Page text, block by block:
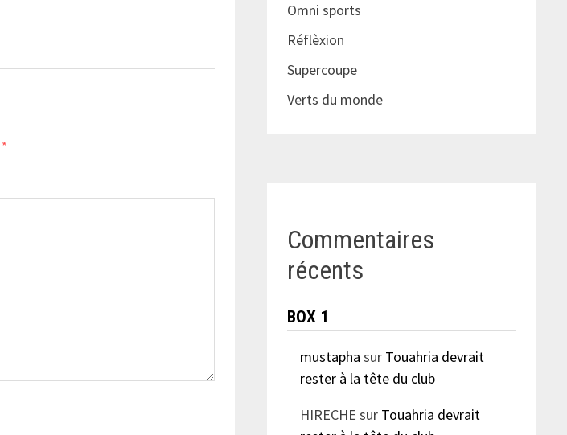
*
Omni sports
Réflèxion
Supercoupe
Verts du monde
Commentaires
récents
BOX 1
mustapha sur Touahria devrait
rester à la tête du club
HIRECHE sur Touahria devrait